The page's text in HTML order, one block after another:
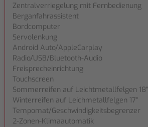
Zentralverriegelung mit Fernbedienung
Berganfahrassistent
Bordcomputer
Servolenkung
Android Auto/AppleCarplay
Radio/USB/Bluetooth-Audio
Freisprecheinrichtung
Touchscreen
Sommerreifen auf Leichtmetallfelgen 18"
Winterreifen auf Leichmetallfelgen 17"
Tempomat/Geschwindigkeitsbegrenzer
2-Zonen-Klimaautomatik